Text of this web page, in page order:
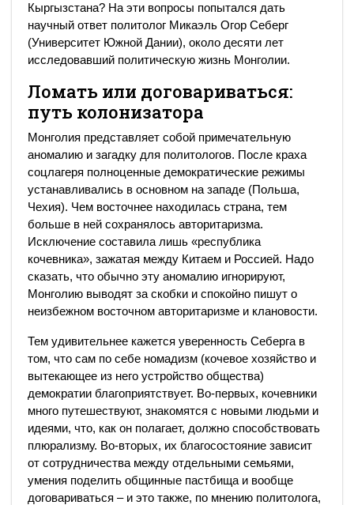
Кыргызстана? На эти вопросы попытался дать
научный ответ политолог Микаэль Огор Себерг
(Университет Южной Дании), около десяти лет
исследовавший политическую жизнь Монголии.
Ломать или договариваться:
путь колонизатора
Монголия представляет собой примечательную
аномалию и загадку для политологов. После краха
соцлагеря полноценные демократические режимы
устанавливались в основном на западе (Польша,
Чехия). Чем восточнее находилась страна, тем
больше в ней сохранялось авторитаризма.
Исключение составила лишь «республика
кочевника», зажатая между Китаем и Россией. Надо
сказать, что обычно эту аномалию игнорируют,
Монголию выводят за скобки и спокойно пишут о
неизбежном восточном авторитаризме и клановости.
Тем удивительнее кажется уверенность Себерга в
том, что сам по себе номадизм (кочевое хозяйство и
вытекающее из него устройство общества)
демократии благоприятствует. Во-первых, кочевники
много путешествуют, знакомятся с новыми людьми и
идеями, что, как он полагает, должно способствовать
плюрализму. Во-вторых, их благосостояние зависит
от сотрудничества между отдельными семьями,
умения поделить общинные пастбища и вообще
договариваться – и это также, по мнению политолога,